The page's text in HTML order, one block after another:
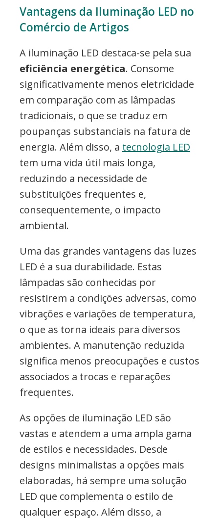
Vantagens da Iluminação LED no
Comércio de Artigos
A iluminação LED destaca-se pela sua
eficiência energética. Consome
significativamente menos eletricidade
em comparação com as lâmpadas
tradicionais, o que se traduz em
poupanças substanciais na fatura de
energia. Além disso, a tecnologia LED
tem uma vida útil mais longa,
reduzindo a necessidade de
substituições frequentes e,
consequentemente, o impacto
ambiental.
Uma das grandes vantagens das luzes
LED é a sua durabilidade. Estas
lâmpadas são conhecidas por
resistirem a condições adversas, como
vibrações e variações de temperatura,
o que as torna ideais para diversos
ambientes. A manutenção reduzida
significa menos preocupações e custos
associados a trocas e reparações
frequentes.
As opções de iluminação LED são
vastas e atendem a uma ampla gama
de estilos e necessidades. Desde
designs minimalistas a opções mais
elaboradas, há sempre uma solução
LED que complementa o estilo de
qualquer espaço. Além disso, a